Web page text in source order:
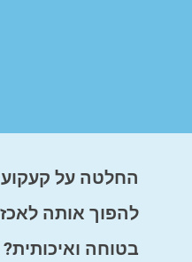
החלטה על קעקוע
להפוך אותה
בטוחה